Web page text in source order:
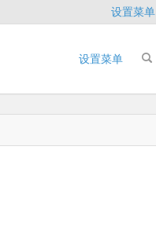
设置菜单
设置菜单